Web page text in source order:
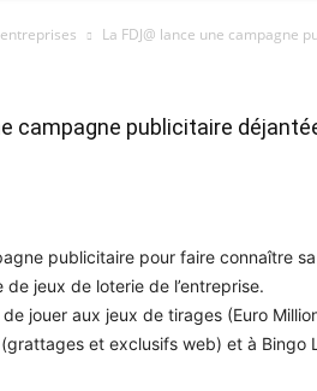
La FDJ@ lance une campagne
campagne publicitaire
publicitaire pour faire connaître
de jeux de loterie de l’entreprise.
jouer aux jeux de tirages (Euro
et exclusifs web) et à Bingo